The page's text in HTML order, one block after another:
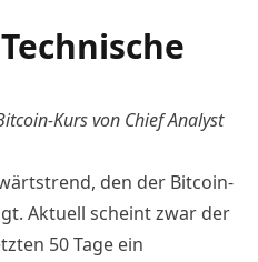
-Kurs von Chief Analyst
den der Bitcoin-
Aktuell scheint zwar der
50 Tage ein